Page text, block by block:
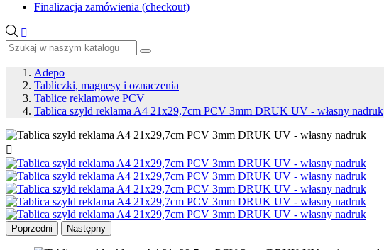
Finalizacja zamówienia (checkout)

Adepo
Tabliczki, magnesy i oznaczenia
Tablice reklamowe PCV
Tablica szyld reklama A4 21x29,7cm PCV 3mm DRUK UV - własny nadruk

Poprzedni Następny